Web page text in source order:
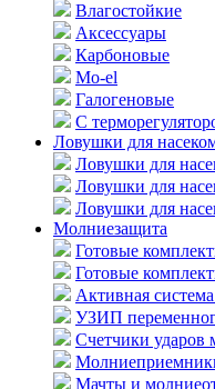
Влагостойкие
Аксессуары
Карбоновые
Mo-el
Галогеновые
С
Ловушки для
Ловушки для
Ловушки для
Ловушки для
Молниезащита
Готовые
Готовые
Активная
УЗИП
Счетчики ударов
Мачты и